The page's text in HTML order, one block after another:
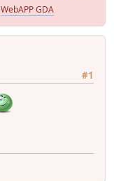
WebAPP GDA
#1